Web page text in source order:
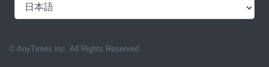
© AnyTimes Inc. All Rights Reserved